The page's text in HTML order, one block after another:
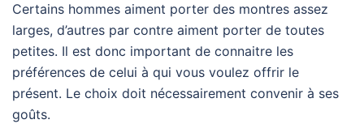
Certains hommes aiment porter des montres assez
larges, d’autres par contre aiment porter de toutes
petites. Il est donc important de connaitre les
préférences de celui à qui vous voulez offrir le
présent. Le choix doit nécessairement convenir à ses
goûts.